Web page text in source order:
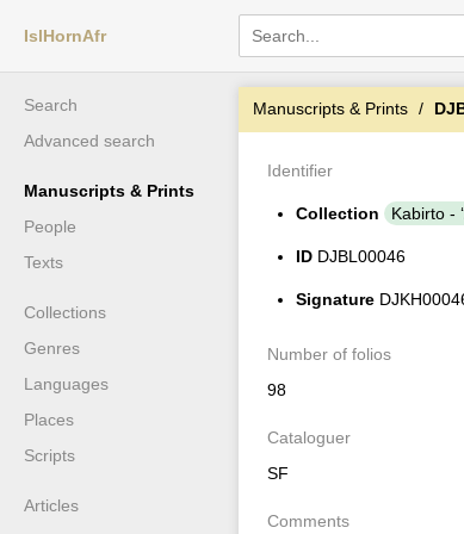
IslHornAfr
Search
Advanced search
Manuscripts & Prints
People
Texts
Collections
Genres
Languages
Places
Scripts
Articles
Manuscripts & Prints
Identifier
Collection Kabirto -
ID DJBL00046
Signature
Number of folios
98
Cataloguer
SF
Comments